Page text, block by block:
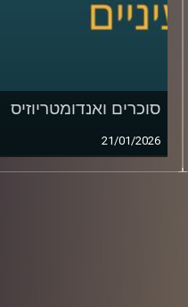
סוכרים ואנדומטריוזיס
21/01/2026